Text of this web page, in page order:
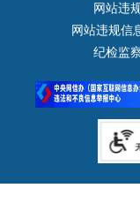
网站违
网站违规信
纪检监